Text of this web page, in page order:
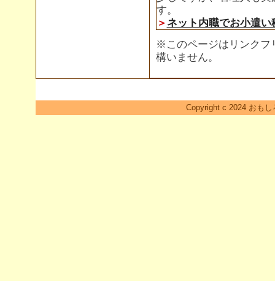
す。
＞ ネット内職でお小遣い
※このページはリンクフ
構いません。
Copyright c 2024 おも